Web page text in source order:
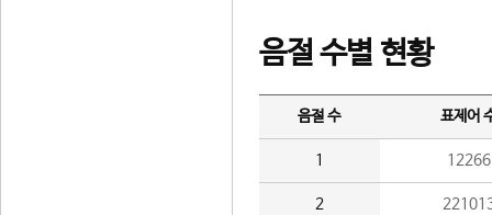
음절 수별 현황
음절 수 표제어
1 12266
2